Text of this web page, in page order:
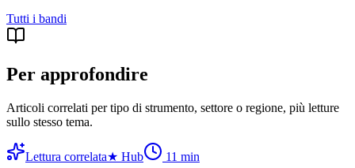
Tutti i bandi
Per approfondire
Articoli correlati per tipo di strumento, settore o regione, più letture
sullo stesso tema.
Lettura correlata★ Hub 11 min